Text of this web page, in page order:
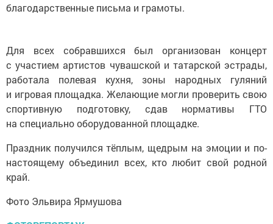
благодарственные письма и грамоты.
Для всех собравшихся был организован концерт
с участием артистов чувашской и татарской эстрады,
работала полевая кухня, зоны народных гуляний
и игровая площадка. Желающие могли проверить свою
спортивную подготовку, сдав нормативы ГТО
на специально оборудованной площадке.
Праздник получился тёплым, щедрым на эмоции и по-
настоящему объединил всех, кто любит свой родной
край.
Фото Эльвира Ярмушова